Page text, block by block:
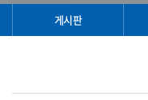
게시판